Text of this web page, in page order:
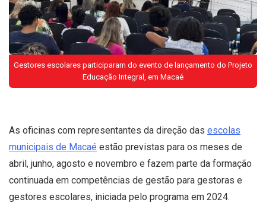
Gestores escolares participaram do evento de lançamento do Projeto
Educação Integral, em Macaé
As oficinas com representantes da direção das escolas
municipais de Macaé estão previstas para os meses de
abril, junho, agosto e novembro e fazem parte da formação
continuada em competências de gestão para gestoras e
gestores escolares, iniciada pelo programa em 2024.